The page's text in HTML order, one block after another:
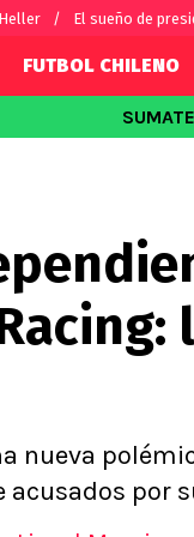
El sueño de
por el mundo
FUTBOL CHILENO
nueva
acusados por